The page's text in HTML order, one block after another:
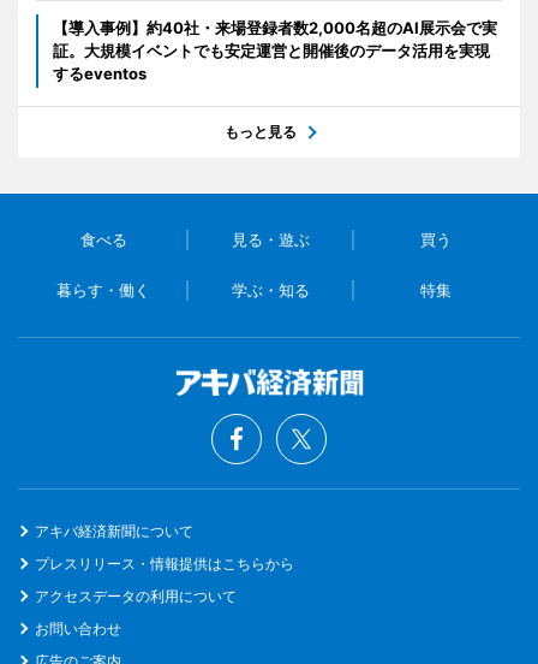
【導入事例】約40社・来場登録者数2,000名超のAI展示会で実
証。大規模イベントでも安定運営と開催後のデータ活用を実現
するeventos
もっと見る
食べる 見る・遊ぶ 買う
暮らす・働く 学ぶ・知る 特集
アキバ経済新聞について
プレスリリース・情報提供はこちらから
アクセスデータの利用について
お問い合わせ